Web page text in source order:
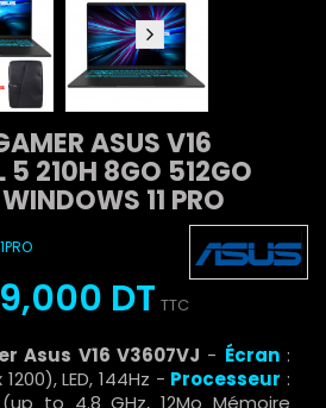
ASUS V16
210H 8GO 512GO
11 PRO
DT TTC
Asus V16 V3607VJ - Écran:
LED, 144Hz - Processeur :
to 4.8 GHz, 12Mo Mémoire